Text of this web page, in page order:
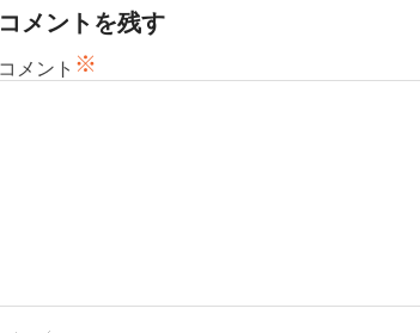
シ
コメントを残す
コメント ※